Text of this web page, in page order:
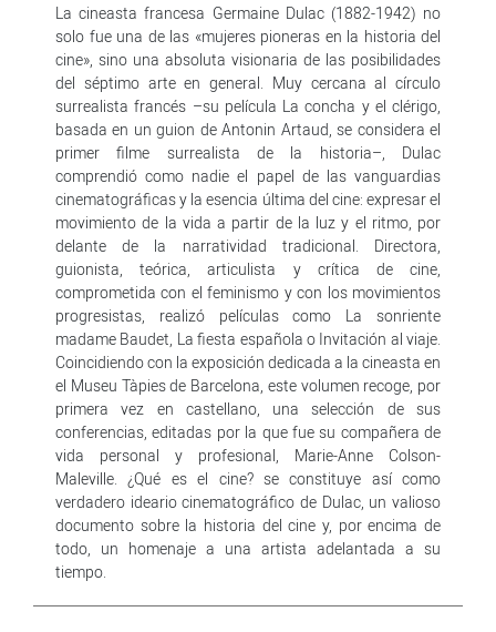
La cineasta francesa Germaine Dulac (1882-1942) no
solo fue una de las «mujeres pioneras en la historia del
cine», sino una absoluta visionaria de las posibilidades
del séptimo arte en general. Muy cercana al círculo
surrealista francés –su película La concha y el clérigo,
basada en un guion de Antonin Artaud, se considera el
primer filme surrealista de la historia–, Dulac
comprendió como nadie el papel de las vanguardias
cinematográficas y la esencia última del cine: expresar el
movimiento de la vida a partir de la luz y el ritmo, por
delante de la narratividad tradicional. Directora,
guionista, teórica, articulista y crítica de cine,
comprometida con el feminismo y con los movimientos
progresistas, realizó películas como La sonriente
madame Baudet, La fiesta española o Invitación al viaje.
Coincidiendo con la exposición dedicada a la cineasta en
el Museu Tàpies de Barcelona, este volumen recoge, por
primera vez en castellano, una selección de sus
conferencias, editadas por la que fue su compañera de
vida personal y profesional, Marie-Anne Colson-
Maleville. ¿Qué es el cine? se constituye así como
verdadero ideario cinematográfico de Dulac, un valioso
documento sobre la historia del cine y, por encima de
todo, un homenaje a una artista adelantada a su
tiempo.